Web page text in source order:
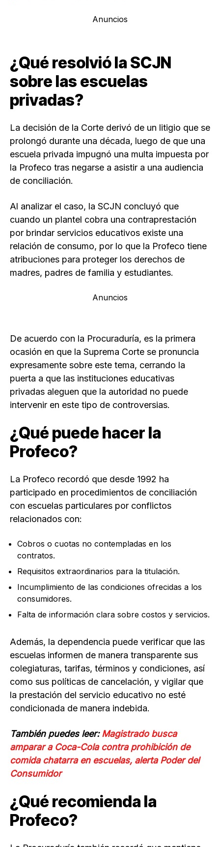
Anuncios
¿Qué resolvió la SCJN
sobre las escuelas
privadas?
La decisión de la Corte derivó de un litigio que se
prolongó durante una década, luego de que una
escuela privada impugnó una multa impuesta por
la Profeco tras negarse a asistir a una audiencia
de conciliación.
Al analizar el caso, la SCJN concluyó que
cuando un plantel cobra una contraprestación
por brindar servicios educativos existe una
relación de consumo, por lo que la Profeco tiene
atribuciones para proteger los derechos de
madres, padres de familia y estudiantes.
Anuncios
De acuerdo con la Procuraduría, es la primera
ocasión en que la Suprema Corte se pronuncia
expresamente sobre este tema, cerrando la
puerta a que las instituciones educativas
privadas aleguen que la autoridad no puede
intervenir en este tipo de controversias.
¿Qué puede hacer la
Profeco?
La Profeco recordó que desde 1992 ha
participado en procedimientos de conciliación
con escuelas particulares por conflictos
relacionados con:
Cobros o cuotas no contempladas en los
contratos.
Requisitos extraordinarios para la titulación.
Incumplimiento de las condiciones ofrecidas a los
consumidores.
Falta de información clara sobre costos y servicios.
Además, la dependencia puede verificar que las
escuelas informen de manera transparente sus
colegiaturas, tarifas, términos y condiciones, así
como sus políticas de cancelación, y vigilar que
la prestación del servicio educativo no esté
condicionada de manera indebida.
También puedes leer:Magistrado busca
amparar a Coca-Cola contra prohibición de
comida chatarra en escuelas, alerta Poder del
Consumidor
¿Qué recomienda la
Profeco?